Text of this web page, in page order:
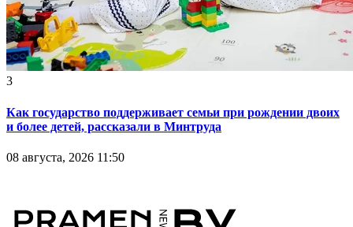
3
Как государство поддерживает семьи при рождении двоих
и более детей, рассказали в Минтруда
08 августа, 2026 11:50